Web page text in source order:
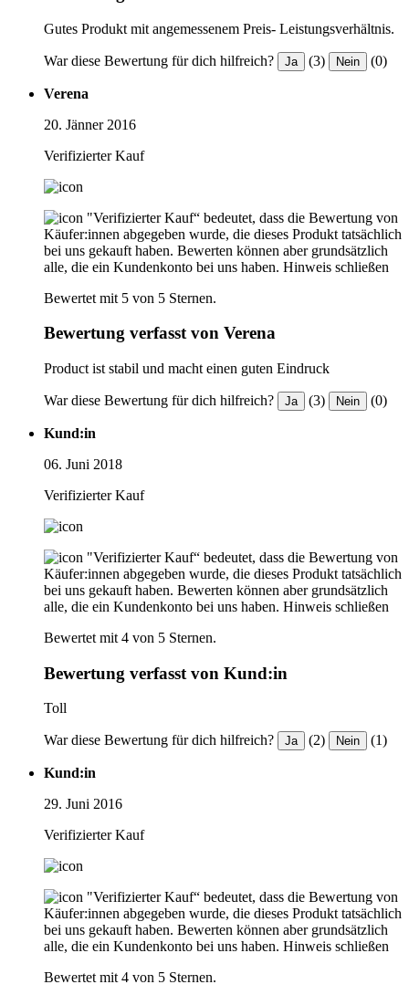
Gutes Produkt mit angemessenem Preis- Leistungsverhältnis.
War diese Bewertung für dich hilfreich? Ja (3) Nein (0)
Verena
20. Jänner 2016
Verifizierter Kauf
"Verifizierter Kauf“ bedeutet, dass die Bewertung von
Käufer:innen abgegeben wurde, die dieses Produkt tatsächlich
bei uns gekauft haben. Bewerten können aber grundsätzlich
alle, die ein Kundenkonto bei uns haben. Hinweis schließen
Bewertet mit 5 von 5 Sternen.
Bewertung verfasst von Verena
Product ist stabil und macht einen guten Eindruck
War diese Bewertung für dich hilfreich? Ja (3) Nein (0)
Kund:in
06. Juni 2018
Verifizierter Kauf
"Verifizierter Kauf“ bedeutet, dass die Bewertung von
Käufer:innen abgegeben wurde, die dieses Produkt tatsächlich
bei uns gekauft haben. Bewerten können aber grundsätzlich
alle, die ein Kundenkonto bei uns haben. Hinweis schließen
Bewertet mit 4 von 5 Sternen.
Bewertung verfasst von Kund:in
Toll
War diese Bewertung für dich hilfreich? Ja (2) Nein (1)
Kund:in
29. Juni 2016
Verifizierter Kauf
"Verifizierter Kauf“ bedeutet, dass die Bewertung von
Käufer:innen abgegeben wurde, die dieses Produkt tatsächlich
bei uns gekauft haben. Bewerten können aber grundsätzlich
alle, die ein Kundenkonto bei uns haben. Hinweis schließen
Bewertet mit 4 von 5 Sternen.